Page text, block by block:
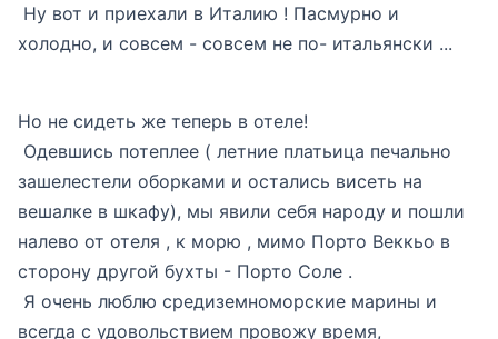
Ну вот и приехали в Италию ! Пасмурно и
холодно, и совсем - совсем не по- итальянски ...
Но не сидеть же теперь в отеле!
Одевшись потеплее ( летние платьица печально
зашелестели оборками и остались висеть на
вешалке в шкафу), мы явили себя народу и пошли
налево от отеля , к морю , мимо Порто Веккьо в
сторону другой бухты - Порто Соле .
Я очень люблю средиземноморские марины и
всегда с удовольствием провожу время,